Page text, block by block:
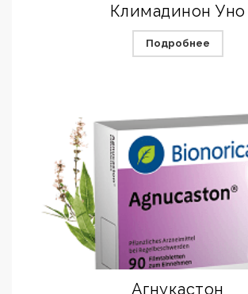
Климадинон Уно
Подробнее
Агнукастон